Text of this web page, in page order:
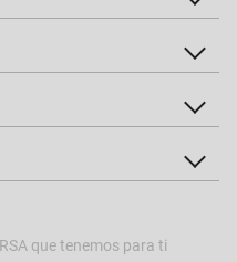
que tenemos para ti